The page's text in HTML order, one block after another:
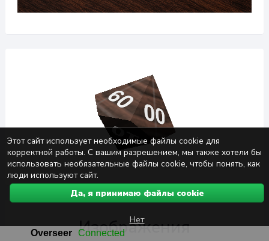
Изображения
Этот сайт использует необходимые файлы cookie для
корректной работы. С вашим разрешением, мы также хотели бы
использовать необязательные файлы cookie, чтобы понять, как
люди используют сайт.
Да, я принимаю файлы cookie
Нет